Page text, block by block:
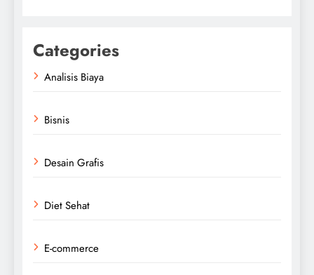
Categories
Analisis Biaya
Bisnis
Desain Grafis
Diet Sehat
E-commerce